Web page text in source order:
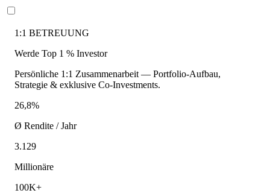
1:1 BETREUUNG
Werde Top 1 % Investor
Persönliche 1:1 Zusammenarbeit — Portfolio-Aufbau,
Strategie & exklusive Co-Investments.
26,8%
Ø Rendite / Jahr
3.129
Millionäre
100K+